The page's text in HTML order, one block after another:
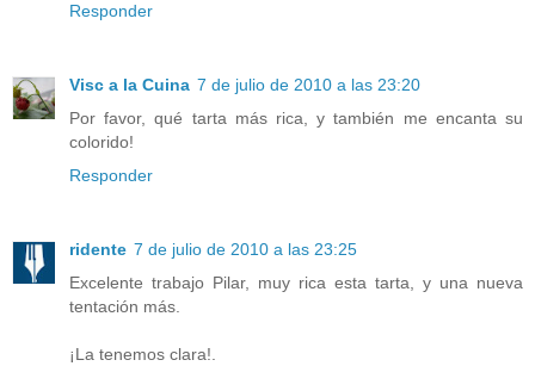
Responder
Visc a la Cuina 7 de julio de 2010 a las 23:20
Por favor, qué tarta más rica, y también me encanta su
colorido!
Responder
ridente 7 de julio de 2010 a las 23:25
Excelente trabajo Pilar, muy rica esta tarta, y una nueva
tentación más.
¡La tenemos clara!.